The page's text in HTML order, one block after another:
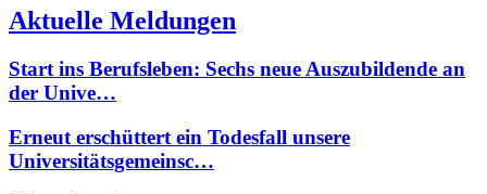
Aktuelle Meldungen
Start ins Berufsleben: Sechs neue Auszubildende an
der Unive…
Erneut erschüttert ein Todesfall unsere
Universitätsgemeinsc…